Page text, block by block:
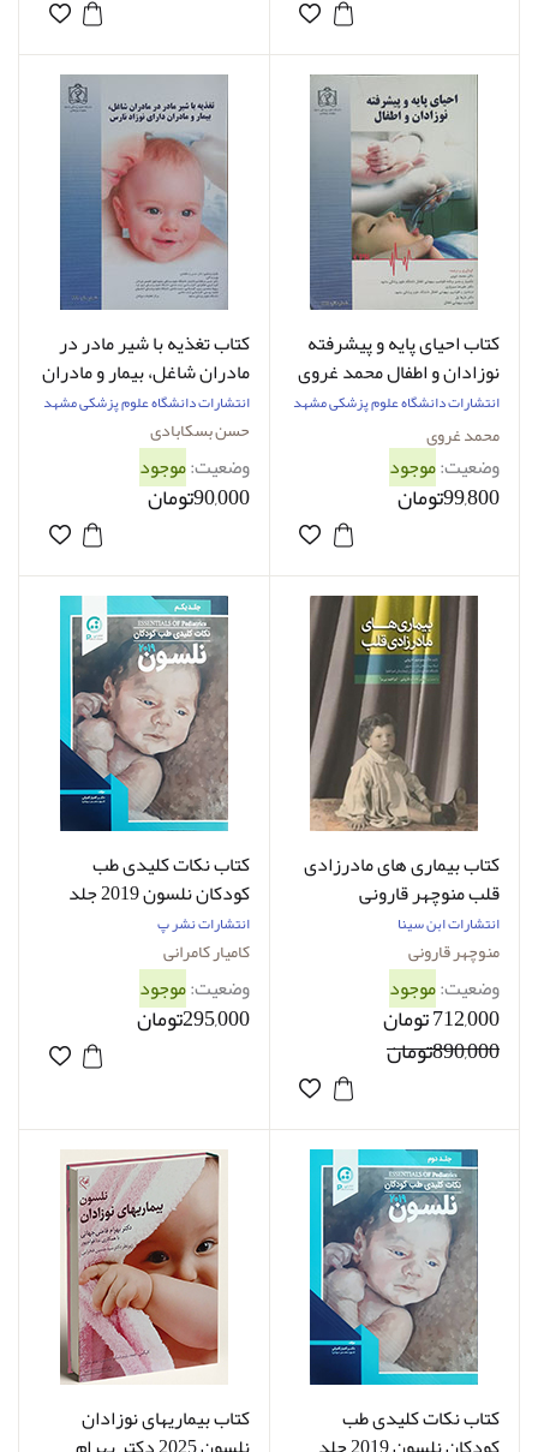
کتاب احیای پایه و پیشرفته
نوزادان و اطفال محمد غروی
انتشارات دانشگاه علوم پزشکی مشهد
محمد غروی
وضعیت:موجود
99,800تومان
کتاب تغذیه با شیر مادر در
مادران شاغل، بیمار و مادران
دارای نوزاد نارس حسن
بسکابادی
انتشارات دانشگاه علوم پزشکی مشهد
حسن بسکابادی
وضعیت:موجود
90,000تومان
کتاب بیماری های مادرزادی
قلب منوچهر قارونی
انتشارات ابن سینا
منوچهر قارونی
وضعیت:موجود
712,000 تومان
890,000تومان
کتاب نکات کلیدی طب
کودکان نلسون 2019 جلد
یکم کامیار کامرانی
انتشارات نشر پ
کامیار کامرانی
وضعیت:موجود
295,000تومان
کتاب نکات کلیدی طب کتاب بیماریهای نوزادان